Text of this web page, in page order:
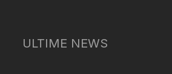
ULTIME NEWS